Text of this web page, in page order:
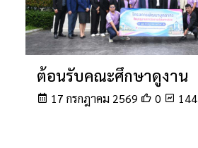
ต้อนรับคณะศึกษาดูงาน
17 กรกฎาคม 2569 0 144